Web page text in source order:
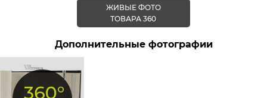
ЖИВЫЕ ФОТО
ТОВАРА 360
Дополнительные фотографии